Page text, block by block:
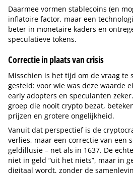
Daarmee vormen stablecoins (en
inflatoire factor, maar een
beter in monetaire kaders en
speculatieve tokens.
Correctie in plaats van crisis
Misschien is het tijd om de vraag te
gesteld: voor wie was deze waarde
early adopters en speculanten
groep die nooit crypto bezat,
prijzen en grotere ongelijkheid.
Vanuit dat perspectief is de
verlies, maar een correctie van een
geldillusie – net als in 1637. De
niet in geld “uit het niets”, maar in
digitaal wordt, zonder de